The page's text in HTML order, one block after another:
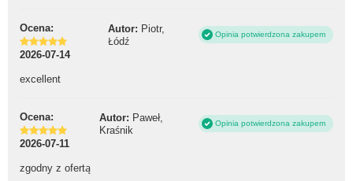
Ocena: Autor: Piotr,
Łódź
Opinia potwierdzona zakupem
2026-07-14
excellent
Ocena: Autor: Paweł,
Kraśnik
Opinia potwierdzona zakupem
2026-07-11
zgodny z ofertą